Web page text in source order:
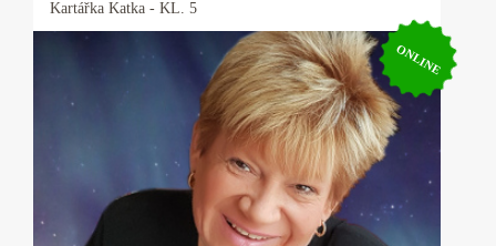
Kartářka Katka - KL. 5
ONLINE
Kartářka Katka
25 let praxe s výkladem z cikánských a
andělských karet. Pomohu Vám s rozhodnutím